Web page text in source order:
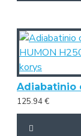
125.94 €